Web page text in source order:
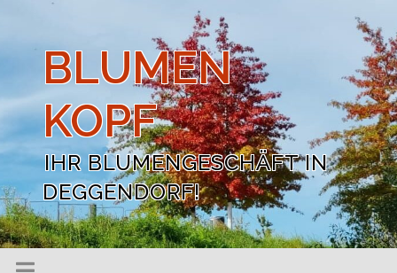
BLUMEN
KOPF
IHR BLUMENGESCHÄFT IN
DEGGENDORF!